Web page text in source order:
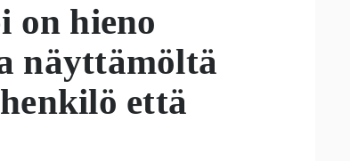
on hieno
näyttämöltä
että